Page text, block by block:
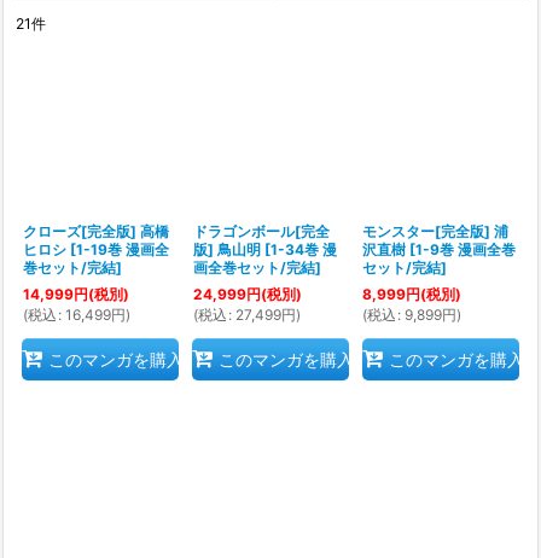
絞り込む
21件
クローズ[完全版] 高橋
ヒロシ [1-19巻 漫画全
巻セット/完結]
14,999円(税別)
(税込 : 16,499円)
このマンガを購入
ドラゴンボール[完全
版] 鳥山明 [1-34巻 漫
画全巻セット/完結]
24,999円(税別)
(税込 : 27,499円)
このマンガを購入
モンスター[完全版] 浦
沢直樹 [1-9巻 漫画全巻
セット/完結]
8,999円(税別)
(税込 : 9,899円)
このマンガを購入